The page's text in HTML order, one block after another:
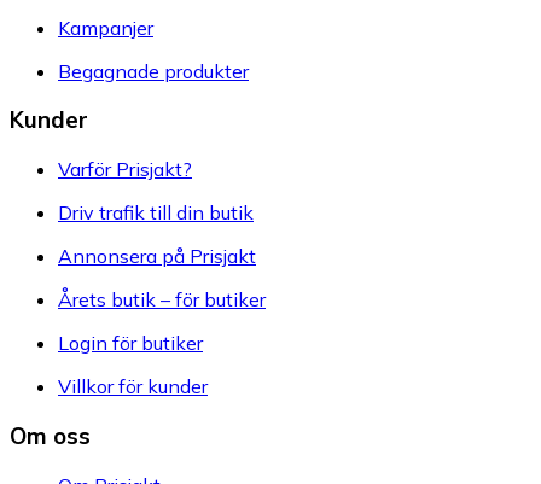
Kampanjer
Begagnade produkter
Kunder
Varför Prisjakt?
Driv trafik till din butik
Annonsera på Prisjakt
Årets butik – för butiker
Login för butiker
Villkor för kunder
Om oss